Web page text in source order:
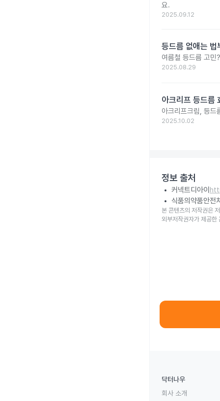
요.
2025.09.12
등드름 없애는 법
여름철 등드름 고민
2025.08.29
아크리프 등드름
아크리프크림, 등드
2025.10.02
정보 출처
커넥트디아이
식품의약품안전
본 콘텐츠의 저작권은
외부저작권자가 제공한
닥터나우
회사 소개